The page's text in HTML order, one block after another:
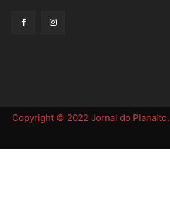
Copyright © 2022 Jornal do Planalto.